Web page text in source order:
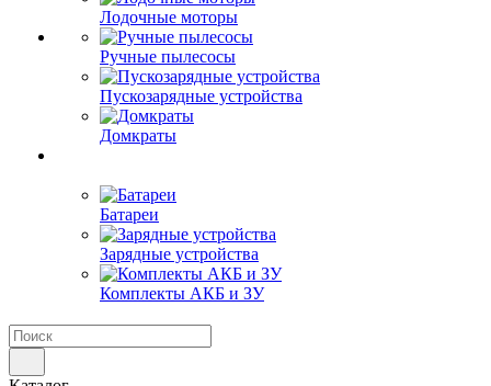
Лодочные моторы
Ручные пылесосы
Пускозарядные устройства
Домкраты
Батареи
Зарядные устройства
Комплекты АКБ и ЗУ